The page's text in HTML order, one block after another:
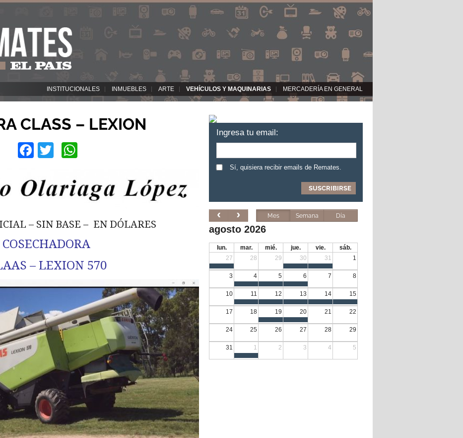
INSTITUCIONALES INMUEBLES ARTE VEHÍCULOS Y MAQUINARIAS MERCADERÍA EN GENERAL
CLASS – LEXION
Facebook
Twitter
– SIN BASE – EN DÓLARES
COSECHADORA
– LEXION 570
Ingresa tu email:
Sí, quisiera recibir emails de Remates.
Mes Semana Día
agosto 2026
lun. mar. mié. jue. vie.
sáb.
27
28 29 30 31 1
3 4 5 6 7 8
10 11 12 13 14 15
17 18 19 20 21 22
24 25 26 27 28 29
31 1 2 3 4 5